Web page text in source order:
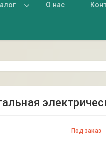
О нас
Под заказ